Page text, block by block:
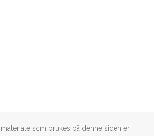
som brukes på denne siden er